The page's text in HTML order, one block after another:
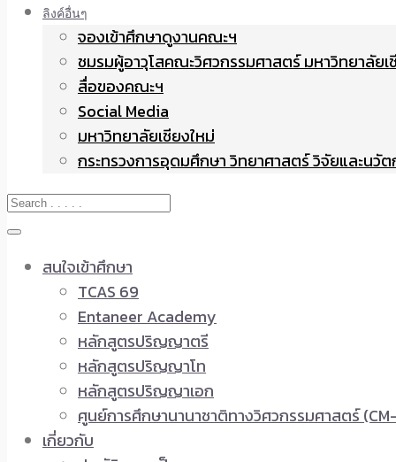
ลิงค์อื่นๆ
จองเข้าศึกษาดูงานคณะฯ
ชมรมผู้อาวุโสคณะวิศวกรรมศาสตร์ มหาวิทยาลัยเ
สื่อของคณะฯ
Social Media
มหาวิทยาลัยเชียงใหม่
กระทรวงการอุดมศึกษา วิทยาศาสตร์ วิจัยและนวั
สนใจเข้าศึกษา
TCAS 69
Entaneer Academy
หลักสูตรปริญญาตรี
หลักสูตรปริญญาโท
หลักสูตรปริญญาเอก
ศูนย์การศึกษานานาชาติทางวิศวกรรมศาสตร์
เกี่ยวกับ